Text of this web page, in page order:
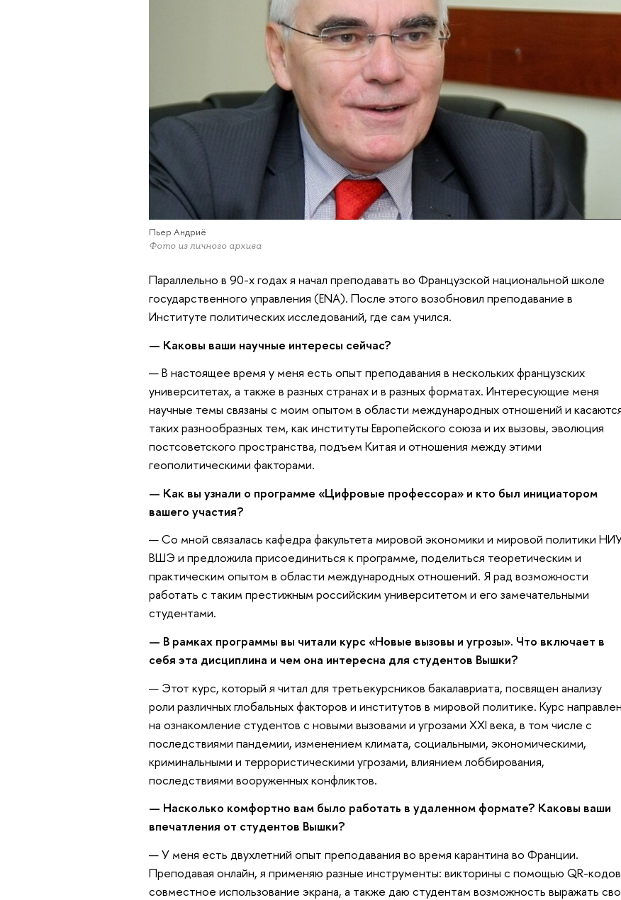
Пьер Андриё
Фото из личного архива
Параллельно в 90-х годах я начал преподавать во Французской национальной школе
государственного управления (ENA). После этого возобновил преподавание в
Институте политических исследований, где сам учился.
— Каковы ваши научные интересы сейчас?
— В настоящее время у меня есть опыт преподавания в нескольких французских
университетах, а также в разных странах и в разных форматах. Интересующие меня
научные темы связаны с моим опытом в области международных отношений и
таких разнообразных тем, как институты Европейского союза и их вызовы, эволюция
постсоветского пространства, подъем Китая и отношения между этими
геополитическими факторами.
— Как вы узнали о программе «Цифровые профессора» и кто был инициатором
вашего участия?
— Со мной связалась кафедра факультета мировой экономики и мировой политики
ВШЭ и предложила присоединиться к программе, поделиться теоретическим и
практическим опытом в области международных отношений. Я рад возможности
работать с таким престижным российским университетом и его замечательными
студентами.
— В рамках программы вы читали курс «Новые вызовы и угрозы». Что включает в
себя эта дисциплина и чем она интересна для студентов Вышки?
— Этот курс, который я читал для третьекурсников бакалавриата, посвящен анализу
роли различных глобальных факторов и институтов в мировой политике. Курс направлен
на ознакомление студентов с новыми вызовами и угрозами XXI века, в том числе с
последствиями пандемии, изменением климата, социальными, экономическими,
криминальными и террористическими угрозами, влиянием лоббирования,
последствиями вооруженных конфликтов.
— Насколько комфортно вам было работать в удаленном формате? Каковы ваши
впечатления от студентов Вышки?
— У меня есть двухлетний опыт преподавания во время карантина во Франции.
Преподавая онлайн, я применяю разные инструменты: викторины с помощью QR-
совместное использование экрана, а также даю студентам возможность выражать